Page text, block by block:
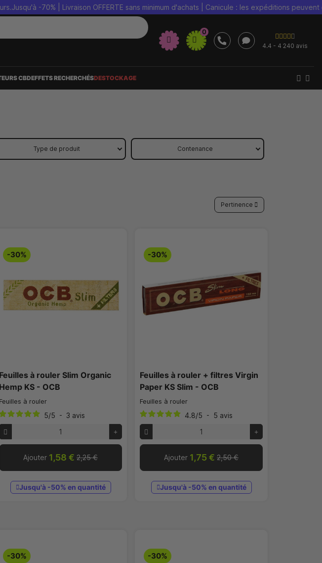
70% | Livraison OFFERTE sans minimum d'achats | Canicule : les expéditions peuvent être
0
4.4 - 4 240 avis
CBDEFFETS RECHERCHÉSDESTOCKAGE
Type de produit Contenance
Pertinence
-30%
Feuilles à rouler Slim Organic
Hemp KS - OCB
Feuilles à rouler
5/5 - 3 avis
Ajouter 1,58 € 2,25 €
Jusqu'à -50% en quantité
-30%
Feuilles à rouler + filtres Virgin
Paper KS Slim - OCB
Feuilles à rouler
4.8/5 - 5 avis
Ajouter 1,75 € 2,50 €
Jusqu'à -50% en quantité
-30% -30%